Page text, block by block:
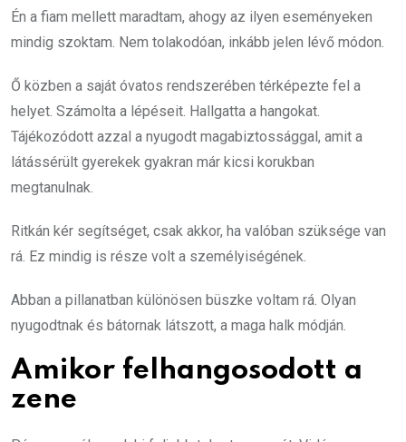
Én a fiam mellett maradtam, ahogy az ilyen eseményeken
mindig szoktam. Nem tolakodóan, inkább jelen lévő módon.
Ő közben a saját óvatos rendszerében térképezte fel a
helyet. Számolta a lépéseit. Hallgatta a hangokat.
Tájékozódott azzal a nyugodt magabiztossággal, amit a
látássérült gyerekek gyakran már kicsi korukban
megtanulnak.
Ritkán kér segítséget, csak akkor, ha valóban szüksége van
rá. Ez mindig is része volt a személyiségének.
Abban a pillanatban különösen büszke voltam rá. Olyan
nyugodtnak és bátornak látszott, a maga halk módján.
Amikor felhangosodott a
zene